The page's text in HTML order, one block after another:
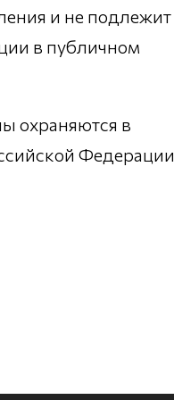
и не подлежит
в публичном
охраняются в
Федерации.